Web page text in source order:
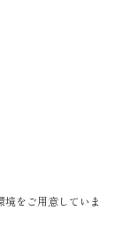
をご用意していま